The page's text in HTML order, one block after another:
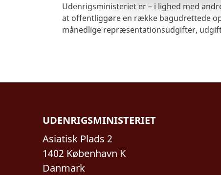
l
g
Udenrigsministeriet er – i lighed med
at offentliggøre en række bagudrettede
månedlige repræsentationsudgifter,
UDENRIGSMINISTERIET
Asiatisk Plads 2
1402 København K
Danmark